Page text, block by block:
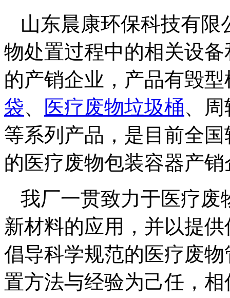
山东晨康环保科技有
物处置过程中的相关设
的产销企业，产品有毁型
袋、 医疗废物垃圾桶、
等系列产品，是目前全
的医疗废物包装容器产销
我厂一贯致力于医疗废
新材料的应用，并以提
倡导科学规范的医疗废
置方法与经验为己任，